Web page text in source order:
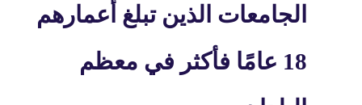
الجامعات الذين تبلغ أعمارهم
18 عامًا فأكثر في معظم